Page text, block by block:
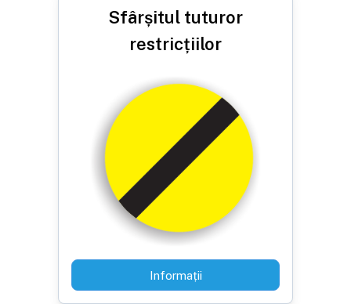
Sfârșitul tuturor
restricțiilor
Informații